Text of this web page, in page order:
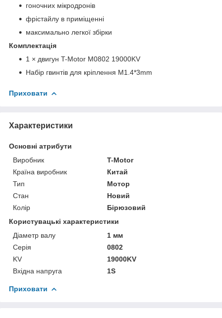
гоночних мікродронів
фрістайлу в приміщенні
максимально легкої збірки
Комплектація
1 × двигун T-Motor M0802 19000KV
Набір гвинтів для кріплення M1.4*3mm
Приховати
Характеристики
Основні атрибути
Виробник
T-Motor
Країна виробник
Китай
Тип
Мотор
Стан
Новий
Колір
Бірюзовий
Користувацькі характеристики
Діаметр валу
1 мм
Серія
0802
KV
19000KV
Вхідна напруга
1S
Приховати